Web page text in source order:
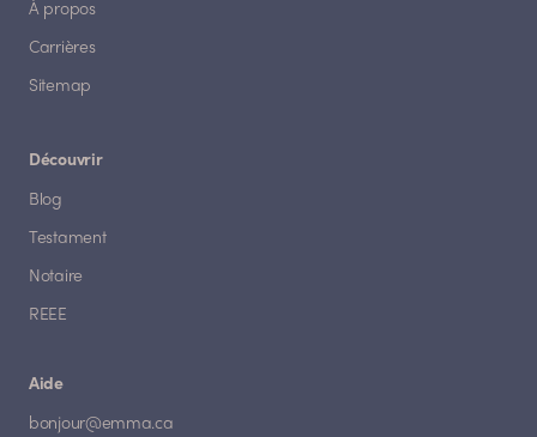
À propos
Carrières
Sitemap
Découvrir
Blog
Testament
Notaire
REEE
Aide
bonjour@emma.ca